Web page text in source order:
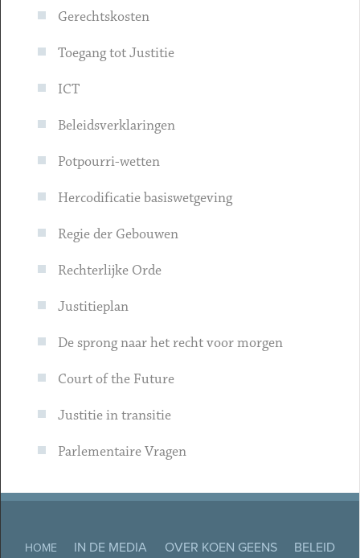
Gerechtskosten
Toegang tot Justitie
ICT
Beleidsverklaringen
Potpourri-wetten
Hercodificatie basiswetgeving
Regie der Gebouwen
Rechterlijke Orde
Justitieplan
De sprong naar het recht voor morgen
Court of the Future
Justitie in transitie
Parlementaire Vragen
HOME IN DE MEDIA OVER KOEN GEENS
BELEID